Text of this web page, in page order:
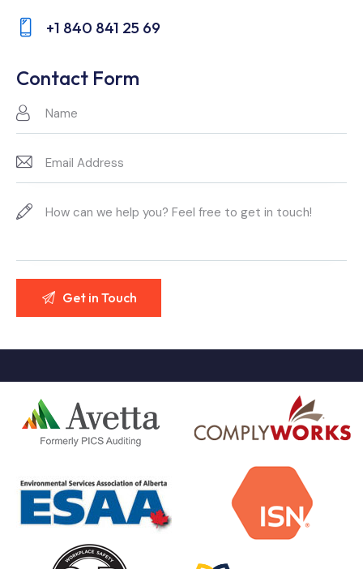
E-
m
on
+1 840 841 25 69
Contact Form